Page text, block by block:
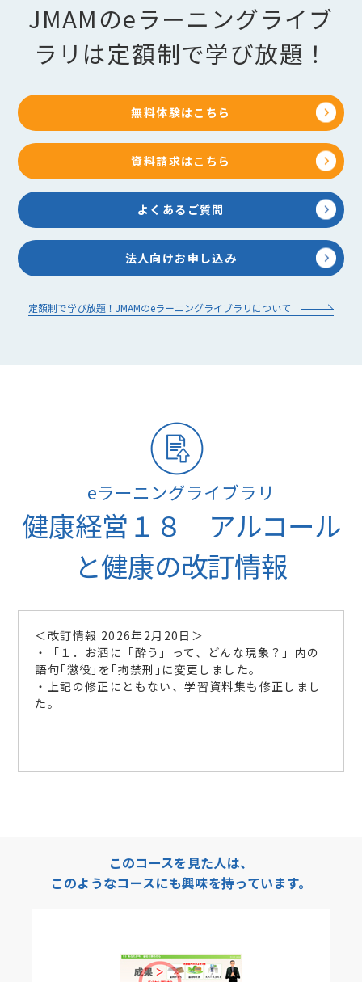
JMAMのeラーニングライブ
ラリは定額制で学び放題！
無料体験はこちら
資料請求はこちら
よくあるご質問
法人向けお申し込み
定額制で学び放題！JMAMのeラーニングライブラリについて
eラーニングライブラリ
健康経営１８ アルコール
と健康の改訂情報
＜改訂情報 2026年2月20日＞
・「１．お酒に「酔う」って、どんな現象？」内の
語句｢懲役｣を｢拘禁刑｣に変更しました。
・上記の修正にともない、学習資料集も修正しまし
た。
このコースを見た人は、
このようなコースにも興味を持っています。